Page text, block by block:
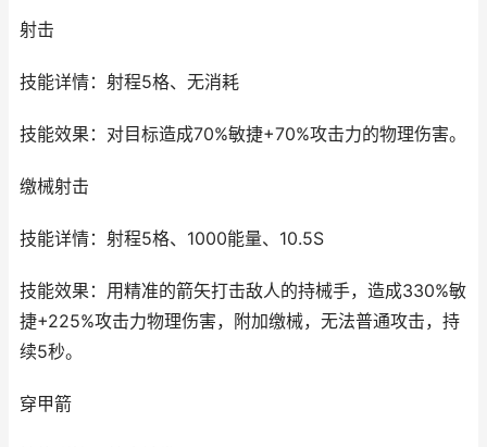
射击
技能详情：射程5格、无消耗
技能效果：对目标造成70%敏捷+70%攻击力的物理伤害。
缴械射击
技能详情：射程5格、1000能量、10.5S
技能效果：用精准的箭矢打击敌人的持械手，造成330%敏
捷+225%攻击力物理伤害，附加缴械，无法普通攻击，持
续5秒。
穿甲箭